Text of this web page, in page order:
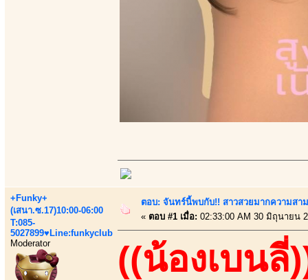
+Funky+
(เสนา.ซ.17)10:00-06:00
T:085-
5027899♥Line:funkyclub
Moderator
ตอบ: จันทร์นี้พบกับ!! สาวสวยมากความสา
« ตอบ #1 เมื่อ: 02:33:00 AM 30 มิถุนายน
((น้องเบนลี่